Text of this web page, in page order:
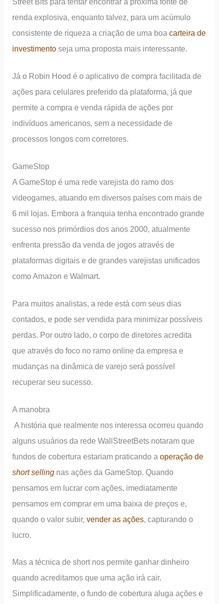
renda explosiva, enquanto talvez, para um acúmulo
consistente de riqueza a criação de uma boacarteira de
investimento seja uma proposta mais interessante.
Já o Robin Hood é o aplicativo de compra facilitada de
ações para celulares preferido da plataforma, já que
permite a compra e venda rápida de ações por
indivíduos americanos, sem a necessidade de
processos longos com corretores.
GameStop
A GameStop é uma rede varejista do ramo dos
videogames, atuando em diversos países com mais de
6 mil lojas. Embora a franquia tenha encontrado grande
sucesso nos primórdios dos anos 2000, atualmente
enfrenta pressão da venda de jogos através de
plataformas digitais e de grandes varejistas unificados
como Amazon e Walmart.
Para muitos analistas, a rede está com seus dias
contados, e pode ser vendida para minimizar possíveis
perdas. Por outro lado, o corpo de diretores acredita
que através do foco no ramo online da empresa e
mudanças na dinâmica de varejo será possível
recuperar seu sucesso.
A manobra
A história que realmente nos interessa ocorreu quando
alguns usuários da rede WallStreetBets notaram que
fundos de cobertura estariam praticando aoperação de
short selling nas ações da GameStop. Quando
pensamos em lucrar com ações, imediatamente
pensamos em comprar em uma baixa de preços e,
quando o valor subir,vender as ações, capturando o
lucro.
Mas a técnica de short nos permite ganhar dinheiro
quando acreditamos que uma ação irá cair.
Simplificadamente, o fundo de cobertura aluga ações e